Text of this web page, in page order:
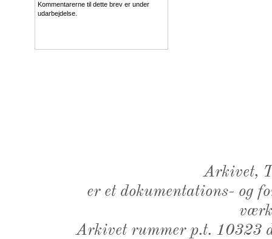
Kommentarerne til dette brev er under
udarbejdelse.
Arkivet,
er et dokumentations- og
Arkivet rummer p.t. 10323